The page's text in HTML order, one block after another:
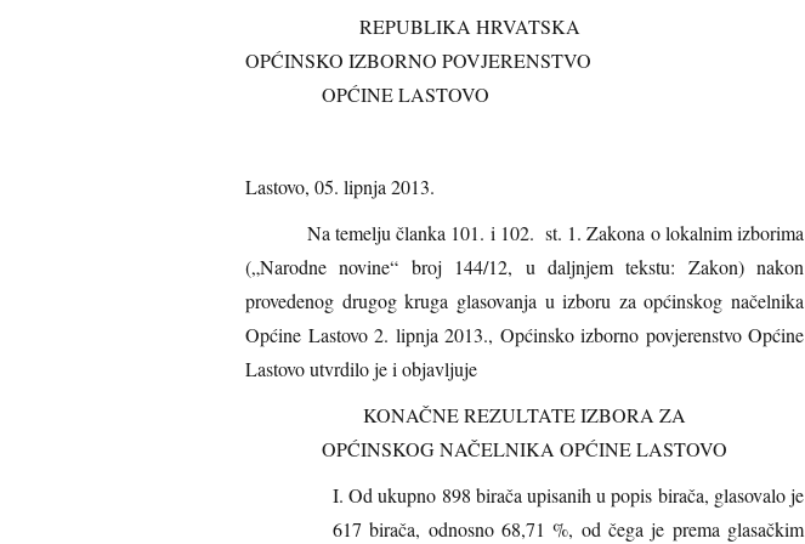
REPUBLIKA HRVATSKA
OPĆINSKO IZBORNO POVJERENSTVO
OPĆINE LASTOVO
Lastovo, 05. lipnja 2013.
Na temelju članka 101. i 102. st. 1. Zakona o lokalnim izborima
(„Narodne novine“ broj 144/12, u daljnjem tekstu: Zakon) nakon
provedenog drugog kruga glasovanja u izboru za općinskog načelnika
Općine Lastovo 2. lipnja 2013., Općinsko izborno povjerenstvo Općine
Lastovo utvrdilo je i objavljuje
KONAČNE REZULTATE IZBORA ZA
OPĆINSKOG NAČELNIKA OPĆINE LASTOVO
I. Od ukupno 898 birača upisanih u popis birača, glasovalo je
617 birača, odnosno 68,71 %, od čega je prema glasačkim